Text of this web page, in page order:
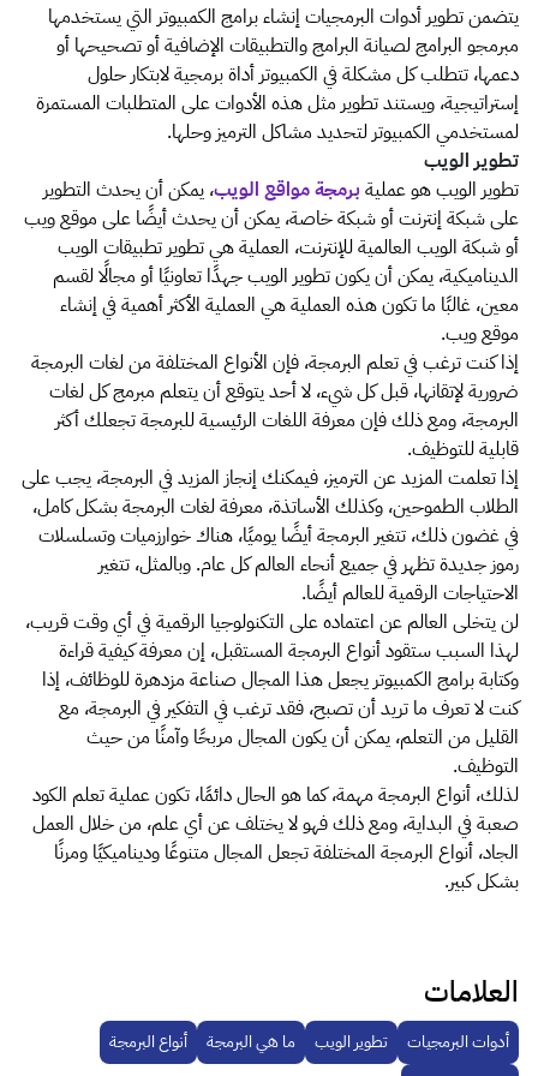
يتضمن تطوير أدوات البرمجيات إنشاء برامج الكمبيوتر التي يستخدمها
مبرمجو البرامج لصيانة البرامج والتطبيقات الإضافية أو تصحيحها أو
دعمها، تتطلب كل مشكلة في الكمبيوتر أداة برمجية لابتكار حلول
إستراتيجية، ويستند تطوير مثل هذه الأدوات على المتطلبات المستمرة
لمستخدمي الكمبيوتر لتحديد مشاكل الترميز وحلها.
تطوير الويب
تطوير الويب هو عملية برمجة مواقع الويب، يمكن أن يحدث التطوير
على شبكة إنترنت أو شبكة خاصة، يمكن أن يحدث أيضًا على موقع ويب
أو شبكة الويب العالمية للإنترنت، العملية هي تطوير تطبيقات الويب
الديناميكية، يمكن أن يكون تطوير الويب جهدًا تعاونيًا أو مجالًا لقسم
معين، غالبًا ما تكون هذه العملية هي العملية الأكثر أهمية في إنشاء
موقع ويب.
إذا كنت ترغب في تعلم البرمجة، فإن الأنواع المختلفة من لغات البرمجة
ضرورية لإتقانها، قبل كل شيء، لا أحد يتوقع أن يتعلم مبرمج كل لغات
البرمجة، ومع ذلك فإن معرفة اللغات الرئيسية للبرمجة تجعلك أكثر
قابلية للتوظيف.
إذا تعلمت المزيد عن الترميز، فيمكنك إنجاز المزيد في البرمجة، يجب على
الطلاب الطموحين، وكذلك الأساتذة، معرفة لغات البرمجة بشكل كامل،
في غضون ذلك، تتغير البرمجة أيضًا يوميًا، هناك خوارزميات وتسلسلات
رموز جديدة تظهر في جميع أنحاء العالم كل عام. وبالمثل، تتغير
الاحتياجات الرقمية للعالم أيضًا.
لن يتخلى العالم عن اعتماده على التكنولوجيا الرقمية في أي وقت قريب،
لهذا السبب ستقود أنواع البرمجة المستقبل، إن معرفة كيفية قراءة
وكتابة برامج الكمبيوتر يجعل هذا المجال صناعة مزدهرة للوظائف، إذا
كنت لا تعرف ما تريد أن تصبح، فقد ترغب في التفكير في البرمجة، مع
القليل من التعلم، يمكن أن يكون المجال مربحًا وآمنًا من حيث
التوظيف.
لذلك، أنواع البرمجة مهمة، كما هو الحال دائمًا، تكون عملية تعلم الكود
صعبة في البداية، ومع ذلك فهو لا يختلف عن أي علم، من خلال العمل
الجاد، أنواع البرمجة المختلفة تجعل المجال متنوعًا وديناميكيًا ومرنًا
بشكل كبير.
العلامات
أدوات البرمجيات تطوير الويب ما هي البرمجة
أنواع البرمجة